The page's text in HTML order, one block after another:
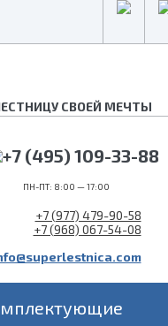
+7 (495) 109-33-88
ПН-ПТ: 8:00 — 17:00
+7 (977) 479-90-58
+7 (968) 067-54-08